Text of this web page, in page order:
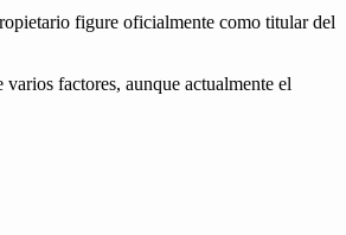
figure oficialmente como titular del
varios factores, aunque actualmente el